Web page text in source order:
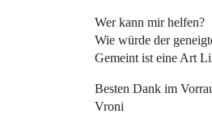
Wer kann mir helfen?
Wie würde der
Gemeint ist eine Art
Besten Dank im
Vroni